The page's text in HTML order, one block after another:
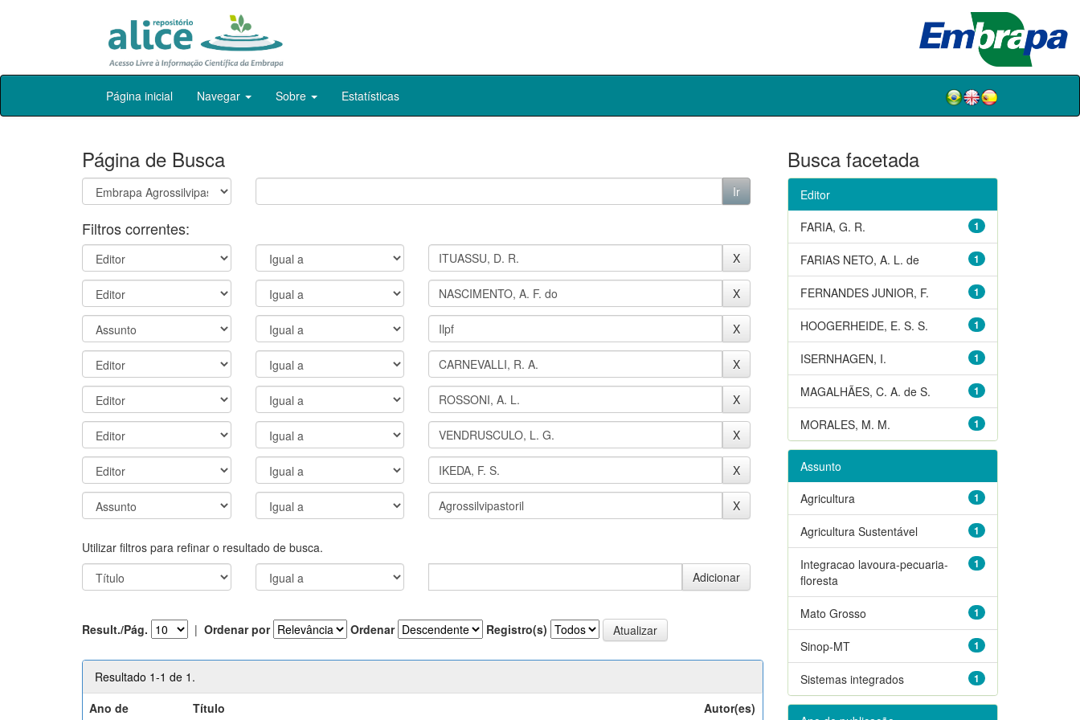
Skip
Página inicial Navegar Sobre Estatísticas
Página de Busca
Filtros correntes:
Utilizar filtros para refinar o resultado de busca.
Result./Pág. | Ordenar por Ordenar Registro(s)
Resultado 1-1 de 1.
Ano de
Título Autor(es)
Busca facetada
Editor
1
FARIA, G. R.
1
FARIAS NETO, A. L. de
1
FERNANDES JUNIOR, F.
1
HOOGERHEIDE, E. S. S.
1
ISERNHAGEN, I.
1
MAGALHÃES, C. A. de S.
1
MORALES, M. M.
Assunto
1
Agricultura
1
Agricultura Sustentável
1
Integracao lavoura-pecuaria-
floresta
1
Mato Grosso
1
Sinop-MT
1
Sistemas integrados